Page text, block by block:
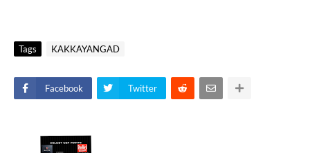
Tags KAKKAYANGAD
Facebook Twitter